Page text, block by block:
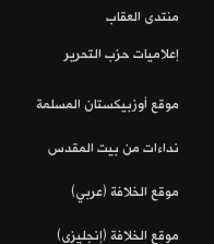
منتدى العقاب
إعلاميات حزب التحرير
موقع أوزبيكستان المسلمة
نداءات من بيت المقدس
موقع الخلافة (عربي)
موقع الخلافة (إنجليزي)